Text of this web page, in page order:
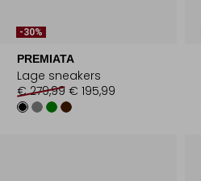
-30%
PREMIATA
Lage sneakers
€ 279,99 € 195,99